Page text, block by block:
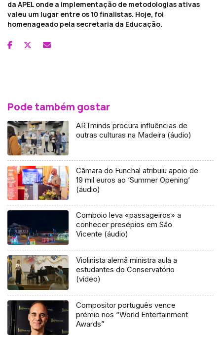
da APEL onde a implementação de metodologias ativas
valeu um lugar entre os 10 finalistas. Hoje, foi
homenageado pela secretaria da Educação.
Pode também gostar
ARTminds procura influências de
outras culturas na Madeira (áudio)
Câmara do Funchal atribuiu apoio de
19 mil euros ao ‘Summer Opening’
(áudio)
Comboio leva «passageiros» a
conhecer presépios em São
Vicente (áudio)
Violinista alemã ministra aula a
estudantes do Conservatório
(vídeo)
Compositor português vence
prémio nos “World Entertainment
Awards”